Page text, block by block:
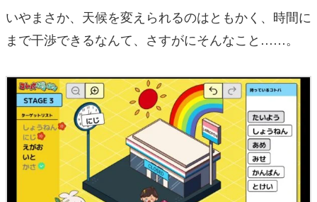
いやまさか、天候を変えられるのはともかく、時間に
まで干渉できるなんて、さすがにそんなこと……。